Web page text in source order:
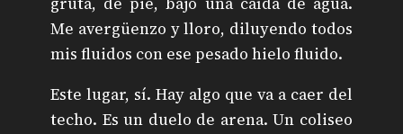
Me avergüenzo y lloro, diluyendo todos
mis fluidos con ese pesado hielo fluido.
Este lugar, sí. Hay algo que va a caer del
techo. Es un duelo de arena. Un coliseo